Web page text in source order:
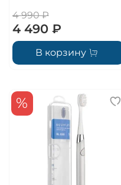
4 990 ₽
4 490 ₽
В корзину
%